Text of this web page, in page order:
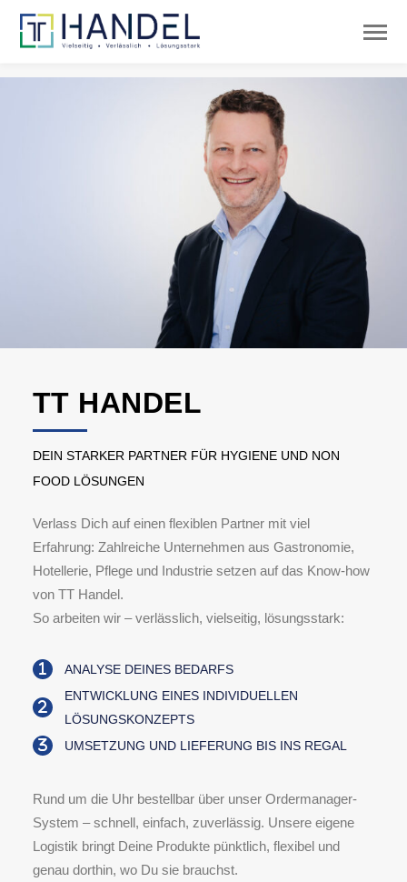
TT HANDEL
DEIN STARKER PARTNER FÜR HYGIENE UND NON
FOOD LÖSUNGEN
Verlass Dich auf einen flexiblen Partner mit viel
Erfahrung: Zahlreiche Unternehmen aus Gastronomie,
Hotellerie, Pflege und Industrie setzen auf das Know-how
von TT Handel.
So arbeiten wir – verlässlich, vielseitig, lösungsstark:
ANALYSE DEINES BEDARFS
ENTWICKLUNG EINES INDIVIDUELLEN
LÖSUNGSKONZEPTS
UMSETZUNG UND LIEFERUNG BIS INS REGAL
Rund um die Uhr bestellbar über unser Ordermanager-
System – schnell, einfach, zuverlässig. Unsere eigene
Logistik bringt Deine Produkte pünktlich, flexibel und
genau dorthin, wo Du sie brauchst.